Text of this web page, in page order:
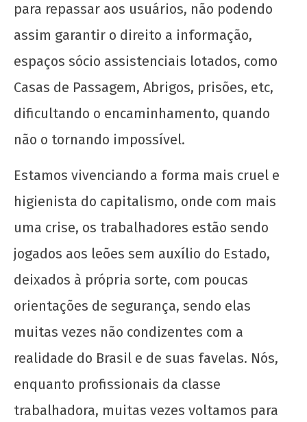
18
de
maio
de
wp-
admin
Nota Política da UJC SE - Nas eleições para o
escancara o oportunismo da majoritária da
UNE!
18
de
maio
2020
admin
para repassar aos usuários, não podendo
assim garantir o direito a informação,
espaços sócio assistenciais lotados, como
Casas de Passagem, Abrigos, prisões, etc,
dificultando o encaminhamento, quando
não o tornando impossível.
Estamos vivenciando a forma mais cruel e
higienista do capitalismo, onde com mais
uma crise, os trabalhadores estão sendo
jogados aos leões sem auxílio do Estado,
deixados à própria sorte, com poucas
orientações de segurança, sendo elas
muitas vezes não condizentes com a
realidade do Brasil e de suas favelas. Nós,
enquanto profissionais da classe
trabalhadora, muitas vezes voltamos para